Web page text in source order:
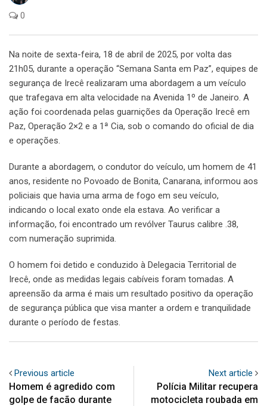
0
Na noite de sexta-feira, 18 de abril de 2025, por volta das
21h05, durante a operação “Semana Santa em Paz”, equipes de
segurança de Irecê realizaram uma abordagem a um veículo
que trafegava em alta velocidade na Avenida 1º de Janeiro. A
ação foi coordenada pelas guarnições da Operação Irecê em
Paz, Operação 2×2 e a 1ª Cia, sob o comando do oficial de dia
e operações.
Durante a abordagem, o condutor do veículo, um homem de 41
anos, residente no Povoado de Bonita, Canarana, informou aos
policiais que havia uma arma de fogo em seu veículo,
indicando o local exato onde ela estava. Ao verificar a
informação, foi encontrado um revólver Taurus calibre .38,
com numeração suprimida.
O homem foi detido e conduzido à Delegacia Territorial de
Irecê, onde as medidas legais cabíveis foram tomadas. A
apreensão da arma é mais um resultado positivo da operação
de segurança pública que visa manter a ordem e tranquilidade
durante o período de festas.
Previous article
Homem é agredido com
golpe de facão durante
Next article
Polícia Militar recupera
motocicleta roubada em